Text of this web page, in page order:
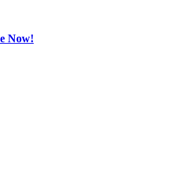
Now!